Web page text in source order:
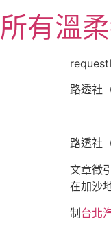
至
主所有溫
路透社
路透社
文章徵引
在加沙
制 台北